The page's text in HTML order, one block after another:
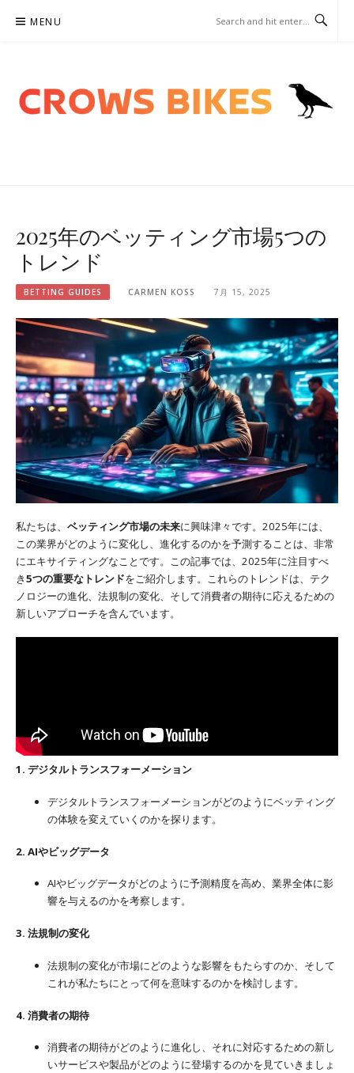
MENU
2025年のベッティング市場5つの
トレンド
BETTING GUIDES CARMEN KOSS 7月 15, 2025
私たちは、 ベッティング市場の未来に興味津々です。2025年には、
この業界がどのように変化し、進化するのかを予測することは、非常
にエキサイティングなことです。この記事では、2025年に注目すべ
き5つの重要なトレンドをご紹介します。これらのトレンドは、テク
ノロジーの進化、法規制の変化、そして消費者の期待に応えるための
新しいアプローチを含んでいます。
1. デジタルトランスフォーメーション
デジタルトランスフォーメーションがどのようにベッティング
の体験を変えていくのかを探ります。
2. AIやビッグデータ
AIやビッグデータがどのように予測精度を高め、業界全体に影
響を与えるのかを考察します。
3. 法規制の変化
法規制の変化が市場にどのような影響をもたらすのか、そして
これが私たちにとって何を意味するのかを検討します。
4. 消費者の期待
消費者の期待がどのように進化し、それに対応するための新し
いサービスや製品がどのように登場するのかを見ていきましょ